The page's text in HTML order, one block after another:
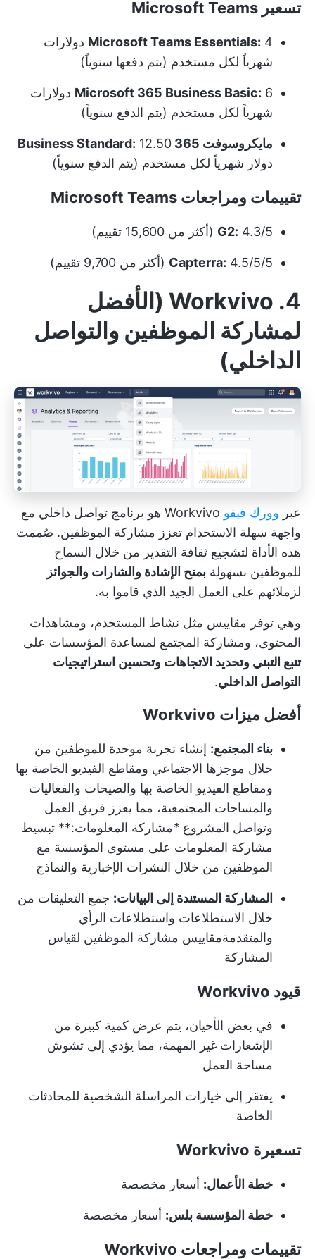
تسعير Microsoft Teams
Microsoft Teams Essentials: 4 دولارات
شهرياً لكل مستخدم (يتم دفعها سنوياً)
Microsoft 365 Business Basic: 6 دولارات
شهرياً لكل مستخدم (يتم الدفع سنوياً)
مايكروسوفت 365 Business Standard:
12.50
دولار شهرياً لكل مستخدم (يتم الدفع سنوياً)
تقييمات ومراجعات Microsoft Teams
G2: 4.3/5 (أكثر من 15,600 تقييم)
Capterra: 4.5/5/5 (أكثر من 9,700 تقييم)
4. Workvivo (الأفضل
لمشاركة الموظفين والتواصل
الداخلي)
عبر وورك فيفو برنامج تواصل داخلي مع
واجهة سهلة الاستخدام تعزز مشاركة الموظفين. صُممت
هذه الأداة لتشجيع ثقافة التقدير من خلال السماح
للموظفين بسهولة بمنح الإشادة والشارات والجوائز
لزملائهم على العمل الجيد الذي قاموا به.
وهي توفر مقاييس مثل نشاط المستخدم، ومشاهدات
المحتوى، ومشاركة المجتمع لمساعدة المؤسسات على
تتبع التبني وتحديد الاتجاهات وتحسين استراتيجيات
التواصل الداخلي.
أفضل ميزات Workvivo
بناء المجتمع: إنشاء تجربة موحدة للموظفين من
خلال موجزها الاجتماعي ومقاطع الفيديو الخاصة بها
ومقاطع الفيديو الخاصة بها والصيحات والفعاليات
والمساحات المجتمعية، مما يعزز فريق العمل
وتواصل المشروع *مشاركة المعلومات:** تبسيط
مشاركة المعلومات على مستوى المؤسسة مع
الموظفين من خلال النشرات الإخبارية والنماذج
المشاركة المستندة إلى البيانات: جمع التعليقات من
خلال الاستطلاعات واستطلاعات الرأي
والمتقدمةمقاييس مشاركة الموظفين لقياس
المشاركة
قيود Workvivo
في بعض الأحيان، يتم عرض كمية كبيرة من
الإشعارات غير المهمة، مما يؤدي إلى تشوش
مساحة العمل
يفتقر إلى خيارات المراسلة الشخصية للمحادثات
الخاصة
تسعيرة Workvivo
خطة الأعمال: أسعار مخصصة
خطة المؤسسة بلس: أسعار مخصصة
تقييمات ومراجعات Workvivo